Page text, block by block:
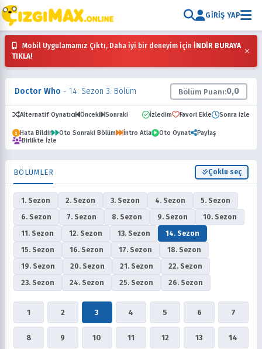
GIRIŞ YAP
Mobil Uygulamamız Çıktı, Daha iyi bir deneyim için İNDİR BURAYA
TIKLA!
×
Doctor Who - 14. Sezon 3. Bölüm Bölüm Puanı:0,0
Alternatif Oynatıcı Önceki Sonraki İzledim Favori Ekle Sonra izle
Hata Bildir Oto Sonraki Bölüm İntro Atla Oto Oynat
Paylaş
Birlikte İzle
BÖLÜMLER Çoklu seç
1. Sezon 2. Sezon 3. Sezon 4. Sezon
5. Sezon
6. Sezon
7. Sezon 8. Sezon 9. Sezon
10. Sezon
11. Sezon
12. Sezon 13. Sezon
14. Sezon
15. Sezon
16. Sezon 17. Sezon
18. Sezon
19. Sezon
20. Sezon 21. Sezon
22. Sezon
23. Sezon
24. Sezon 25. Sezon 26. Sezon
1 2 3 4 5 6 7
8 9 10 11 12 13 14